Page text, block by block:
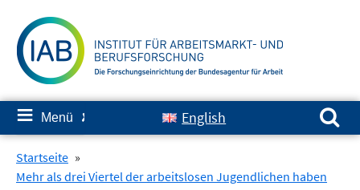
zum
Inhalt
≡ Menü ✘ English
Suchen nach:
Startseite »
Mehr als drei Viertel der arbeitslosen Jugendlichen haben